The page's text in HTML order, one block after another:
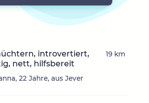
introvertiert,
nett, hilfsbereit
22 Jahre, aus Jever
19 km